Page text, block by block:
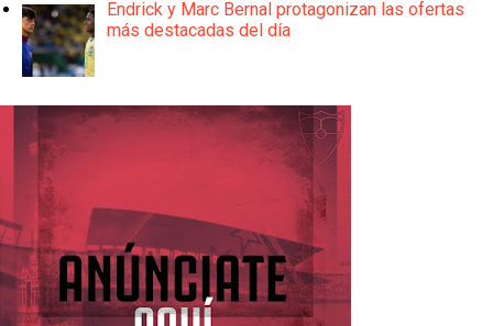
Endrick y Marc Bernal protagonizan las ofertas
más destacadas del día